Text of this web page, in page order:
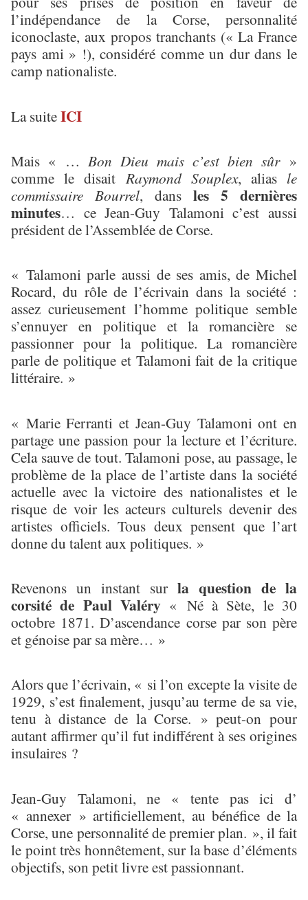
l’indépendance de la Corse, personnalité
iconoclaste, aux propos tranchants (« La France
pays ami » !), considéré comme un dur dans le
camp nationaliste.
La suiteICI
Mais « … Bon Dieu mais c’est bien sûr»
comme le disait Raymond Souplex, alias le
commissaire Bourrel, dans les 5 dernières
minutes… ce Jean-Guy Talamoni c’est aussi
président de l’Assemblée de Corse.
« Talamoni parle aussi de ses amis, de Michel
Rocard, du rôle de l’écrivain dans la société :
assez curieusement l’homme politique semble
s’ennuyer en politique et la romancière se
passionner pour la politique. La romancière
parle de politique et Talamoni fait de la critique
littéraire. »
« Marie Ferranti et Jean-Guy Talamoni ont en
partage une passion pour la lecture et l’écriture.
Cela sauve de tout. Talamoni pose, au passage, le
problème de la place de l’artiste dans la société
actuelle avec la victoire des nationalistes et le
risque de voir les acteurs culturels devenir des
artistes officiels. Tous deux pensent que l’art
donne du talent aux politiques. »
Revenons un instant sur la question de la
corsité de Paul Valéry « Né à Sète, le 30
octobre 1871. D’ascendance corse par son père
et génoise par sa mère… »
Alors que l’écrivain, « si l’on excepte la visite de
1929, s’est finalement, jusqu’au terme de sa vie,
tenu à distance de la Corse. » peut-on pour
autant affirmer qu’il fut indifférent à ses origines
insulaires ?
Jean-Guy Talamoni, ne « tente pas ici d’
« annexer » artificiellement, au bénéfice de la
Corse, une personnalité de premier plan. », il fait
le point très honnêtement, sur la base d’éléments
objectifs, son petit livre est passionnant.